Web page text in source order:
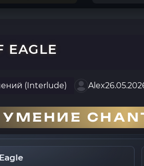
EAGLE
(Interlude) Alex
УМЕНИЕ